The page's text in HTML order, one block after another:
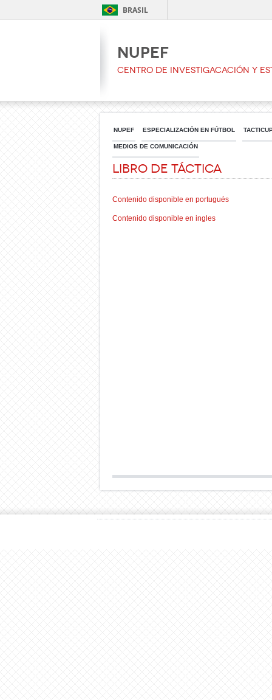
BRASIL
NUPEF
CENTRO DE INVESTIGACACIÓN Y
NUPEF ESPECIALIZACIÓN EN FÚTBOL
MEDIOS DE COMUNICACIÓN
Libro de táctica
Contenido disponible en portugués
Contenido disponible en ingles